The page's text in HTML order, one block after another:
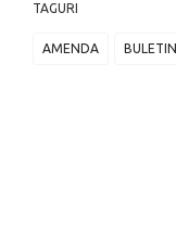
TAGURI
AMENDA BULETIN